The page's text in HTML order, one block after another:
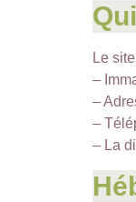
Le site
–
–
–
– La